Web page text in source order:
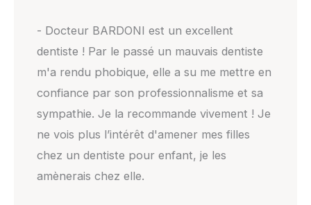
- Docteur BARDONI est un excellent
dentiste ! Par le passé un mauvais dentiste
m'a rendu phobique, elle a su me mettre en
confiance par son professionnalisme et sa
sympathie. Je la recommande vivement ! Je
ne vois plus l’intérêt d'amener mes filles
chez un dentiste pour enfant, je les
amènerais chez elle.